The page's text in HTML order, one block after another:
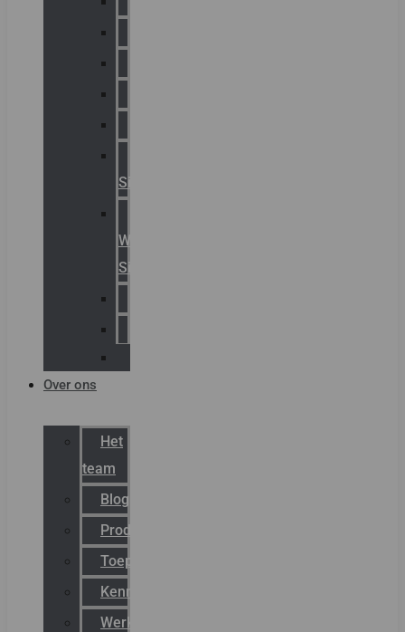
Signaling
Warning
Signals
Over ons
Het
team
Blog
Productnieuws
Toepassingen
Kenniscentrum
Werken